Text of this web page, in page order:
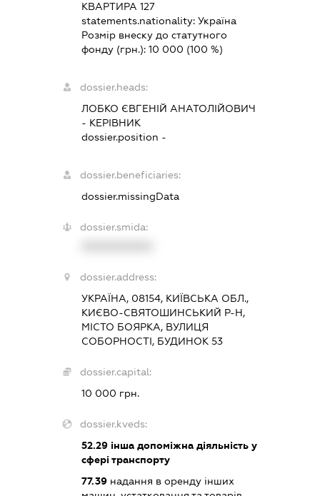
КВАРТИРА 127
statements.nationality:Україна
Розмір внеску до статутного
фонду (грн.):10 000 (100 %)
dossier.heads:
ЛОБКО ЄВГЕНІЙ АНАТОЛІЙОВИЧ
- КЕРІВНИК
dossier.position -
dossier.beneficiaries:
dossier.missingData
dossier.smida:
dossier.address:
УКРАЇНА, 08154, КИЇВСЬКА ОБЛ.,
КИЄВО-СВЯТОШИНСЬКИЙ Р-Н,
МІСТО БОЯРКА, ВУЛИЦЯ
СОБОРНОСТІ, БУДИНОК 53
dossier.capital:
10 000 грн.
dossier.kveds:
52.29 інша допоміжна діяльність у
сфері транспорту
77.39 надання в оренду інших